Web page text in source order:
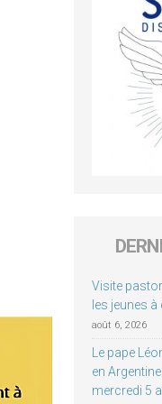
Visite
les jeunes
août 6, 2026
Le pape
en
mercredi 5